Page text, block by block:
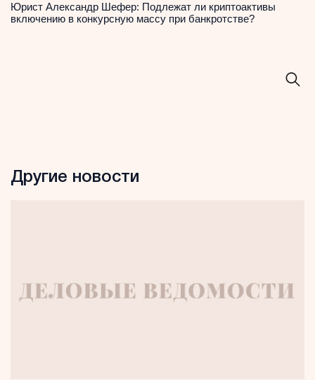
Юрист Александр Шефер: Подлежат ли криптоактивы
включению в конкурсную массу при банкротстве?
Другие новости